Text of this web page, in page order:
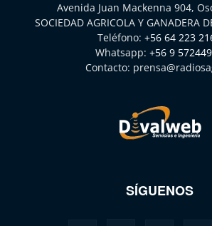
Avenida Juan Mackenna 904,
SOCIEDAD AGRICOLA Y GANADERA
Teléfono: +56 64 223
Whatsapp: +56 9
Contacto:
SÍGUENOS